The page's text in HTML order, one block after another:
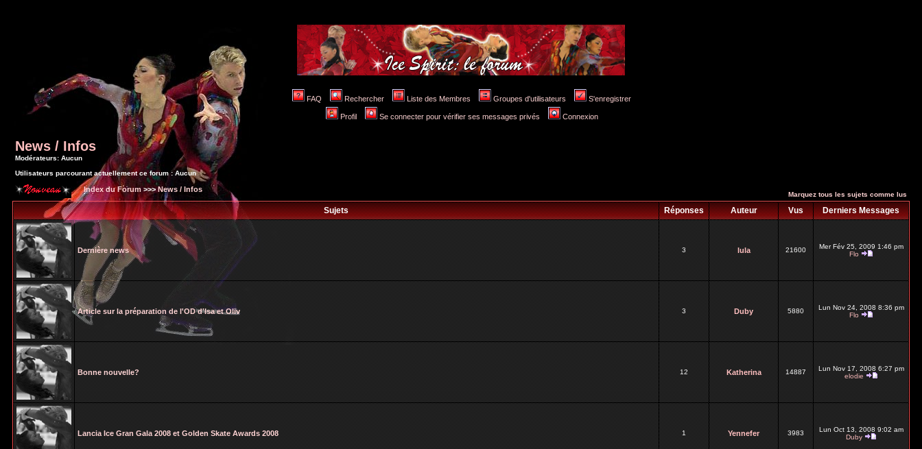
FAQ Rechercher Liste des Membres Groupes d'utilisateurs S'enregistrer
Profil Se connecter pour vérifier ses messages privés Connexion
News / Infos
Modérateurs: Aucun
Utilisateurs parcourant actuellement ce forum : Aucun
Index du Forum >>>News / Infos
Marquez tous les sujets comme lus
Sujets Réponses Auteur Vus Derniers Messages
Dernière news 3 lula 21600
Mer Fév 25, 2009 1:46 pm
Flo
Article sur la préparation de l'OD d'Isa et Oliv 3 Duby 5880
Lun Nov 24, 2008 8:36 pm
Flo
Bonne nouvelle? 12 Katherina 14887
Lun Nov 17, 2008 6:27 pm
elodie
Lancia Ice Gran Gala 2008 et Golden Skate Awards 2008 1 Yennefer 3983
Lun Oct 13, 2008 9:02 am
Duby